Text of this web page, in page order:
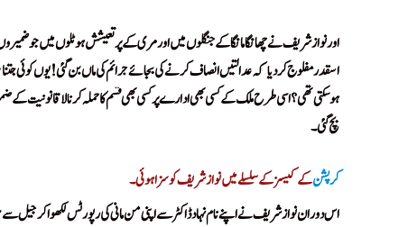
اور نوازشریف نے چھانگا مانگا کے جنگلوں میں اور مری کے پرتعیشش ہوٹلوں میں جو
اسقدر مفلوج کر دیا!کہ عدالتیں انصاف کرنے کی بجائے جرائم کی ماں بن گئی! یوں کوئی جتنا
ہو سکتی تھی؟ اسی طرح ملک کے کسی بھی ادارے پر کسی بھی قسم کا حملہ کرنا
بچ گئی۔Jug Jiyo Maharaj Tum Jug Jug Jiyo Maharaj Tum Jug Jug Jiyo Maharaj
کرپشنکے کیسز کے سلسلے میں نوازشریف کو سزا ہوئی۔
اس دوران نوازشریف نے اپنے نام نہاد ڈاکٹر سے اپنی من مانی کی رپورٹس لکھوا کر جیل سے چھ